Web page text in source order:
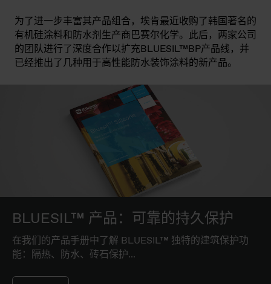
为了进一步丰富其产品组合，埃肯最近收购了韩国著名的
有机硅涂料和防水剂生产商巴赛尔化学。此后，两家公司
的团队进行了深度合作以扩充BLUESIL™BP产品线，并
已经推出了几种用于高性能防水装饰涂料的新产品。
BLUESIL™ 产品：可靠的持久保护
在我们的产品手册中了解 BLUESIL™ 独特的建筑保护功
能：隔热、防水、砖石保护...